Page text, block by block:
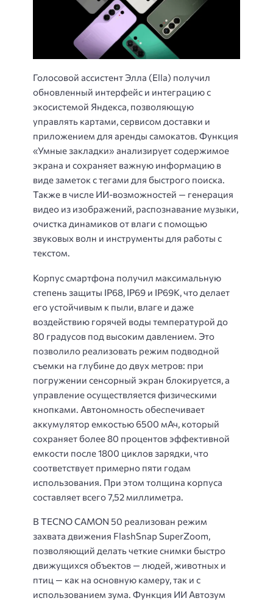
Голосовой ассистент Элла (Ella) получил
обновленный интерфейс и интеграцию с
экосистемой Яндекса, позволяющую
управлять картами, сервисом доставки и
приложением для аренды самокатов. Функция
«Умные закладки» анализирует содержимое
экрана и сохраняет важную информацию в
виде заметок с тегами для быстрого поиска.
Также в числе ИИ-возможностей — генерация
видео из изображений, распознавание музыки,
очистка динамиков от влаги с помощью
звуковых волн и инструменты для работы с
текстом.
Корпус смартфона получил максимальную
степень защиты IP68, IP69 и IP69K, что делает
его устойчивым к пыли, влаге и даже
воздействию горячей воды температурой до
80 градусов под высоким давлением. Это
позволило реализовать режим подводной
съемки на глубине до двух метров: при
погружении сенсорный экран блокируется, а
управление осуществляется физическими
кнопками. Автономность обеспечивает
аккумулятор емкостью 6500 мАч, который
сохраняет более 80 процентов эффективной
емкости после 1800 циклов зарядки, что
соответствует примерно пяти годам
использования. При этом толщина корпуса
составляет всего 7,52 миллиметра.
В TECNO CAMON 50 реализован режим
захвата движения FlashSnap SuperZoom,
позволяющий делать четкие снимки быстро
движущихся объектов — людей, животных и
птиц — как на основную камеру, так и с
использованием зума. Функция ИИ Автозум